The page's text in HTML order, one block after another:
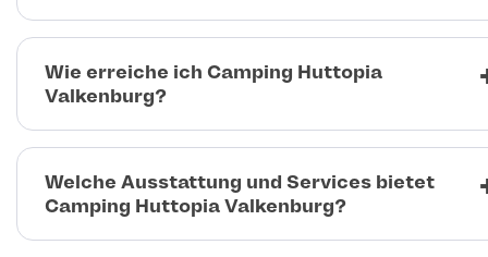
Wie erreiche ich Camping Huttopia
Valkenburg?
Welche Ausstattung und Services bietet
Camping Huttopia Valkenburg?